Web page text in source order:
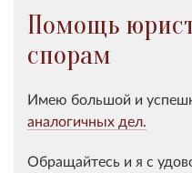
Помощь
спорам
Имею большой и
аналогичных дел.
Обращайтесь и я с